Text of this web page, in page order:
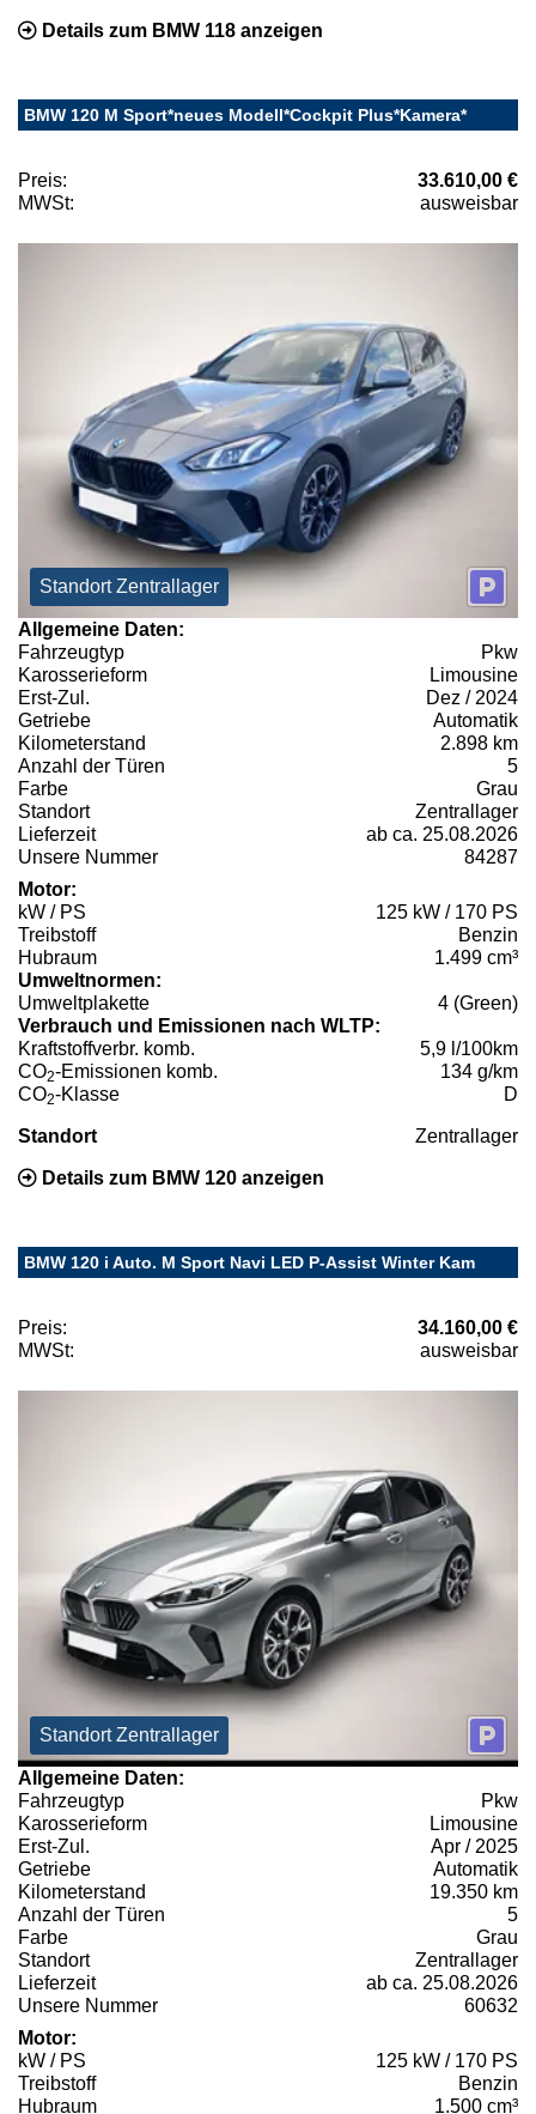
Details zum BMW 118 anzeigen
BMW 120 M Sport*neues Modell*Cockpit Plus*Kamera*
Preis:
33.610,00 €
MWSt:
ausweisbar
Standort Zentrallager
Allgemeine Daten:
Fahrzeugtyp
Pkw
Karosserieform
Limousine
Erst-Zul.
Dez / 2024
Getriebe
Automatik
Kilometerstand
2.898 km
Anzahl der Türen
5
Farbe
Grau
Standort
Zentrallager
Lieferzeit
ab ca. 25.08.2026
Unsere Nummer
84287
Motor:
kW / PS
125 kW / 170 PS
Treibstoff
Benzin
Hubraum
1.499 cm³
Umweltnormen:
Umweltplakette
4 (Green)
Verbrauch und Emissionen nach WLTP:
Kraftstoffverbr. komb.
5,9 l/100km
CO2-Emissionen komb.
134 g/km
CO2-Klasse D
Standort Zentrallager
Details zum BMW 120 anzeigen
BMW 120 i Auto. M Sport Navi LED P-Assist Winter Kam
Preis:
34.160,00 €
MWSt:
ausweisbar
Standort Zentrallager
Allgemeine Daten:
Fahrzeugtyp
Pkw
Karosserieform
Limousine
Erst-Zul.
Apr / 2025
Getriebe
Automatik
Kilometerstand
19.350 km
Anzahl der Türen
5
Farbe
Grau
Standort
Zentrallager
Lieferzeit
ab ca. 25.08.2026
Unsere Nummer
60632
Motor:
kW / PS
125 kW / 170 PS
Treibstoff
Benzin
Hubraum
1.500 cm³